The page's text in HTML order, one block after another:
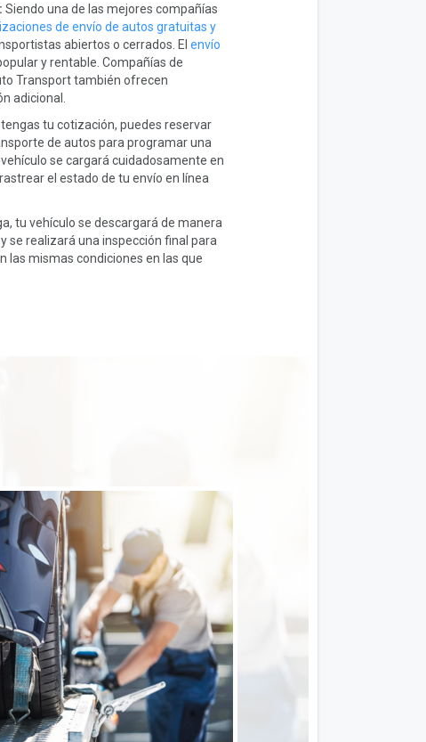
Siendo una de las mejores compañías
de envío de autos gratuitas y
abiertos o cerrados. El envío
y rentable. Compañías de
Transport también ofrecen
adicional.
tu cotización, puedes reservar
de autos para programar una
se cargará cuidadosamente en
el estado de tu envío en línea
tu vehículo se descargará de manera
se realizará una inspección final para
las mismas condiciones en las que